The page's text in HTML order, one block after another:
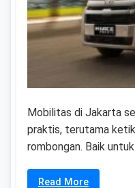
Mobilitas di Jakarta
praktis, terutama
rombongan. Baik
Read More